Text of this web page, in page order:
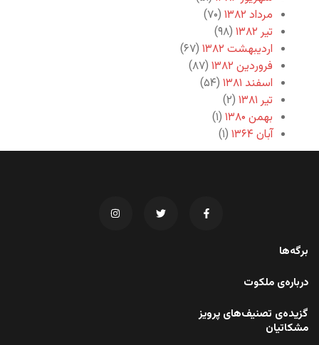
مرداد ۱۳۸۲
(۷۰)
تیر ۱۳۸۲
(۹۸)
اردیبهشت ۱۳۸۲
(۶۷)
فروردین ۱۳۸۲
(۸۷)
اسفند ۱۳۸۱
(۵۴)
تیر ۱۳۸۱
(۲)
بهمن ۱۳۸۰
(۱)
آبان ۱۳۶۴
(۱)
برگه‌ها
درباره‌ی ملکوت
گزیده‌ی تصنیف‌های پرویز
مشکاتیان